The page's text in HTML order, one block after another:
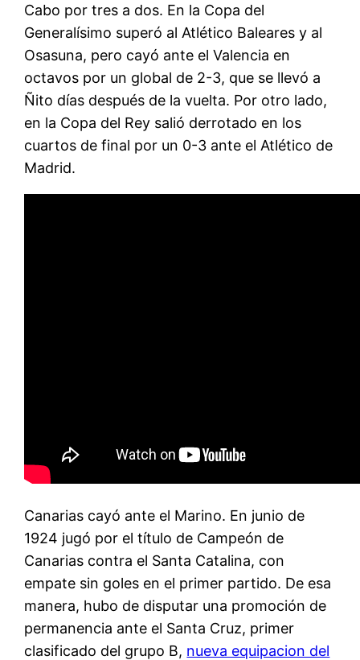
Cabo por tres a dos. En la Copa del
Generalísimo superó al Atlético Baleares y al
Osasuna, pero cayó ante el Valencia en
octavos por un global de 2-3, que se llevó a
Ñito días después de la vuelta. Por otro lado,
en la Copa del Rey salió derrotado en los
cuartos de final por un 0-3 ante el Atlético de
Madrid.
Canarias cayó ante el Marino. En junio de
1924 jugó por el título de Campeón de
Canarias contra el Santa Catalina, con
empate sin goles en el primer partido. De esa
manera, hubo de disputar una promoción de
permanencia ante el Santa Cruz, primer
clasificado del grupo B, nueva equipacion del